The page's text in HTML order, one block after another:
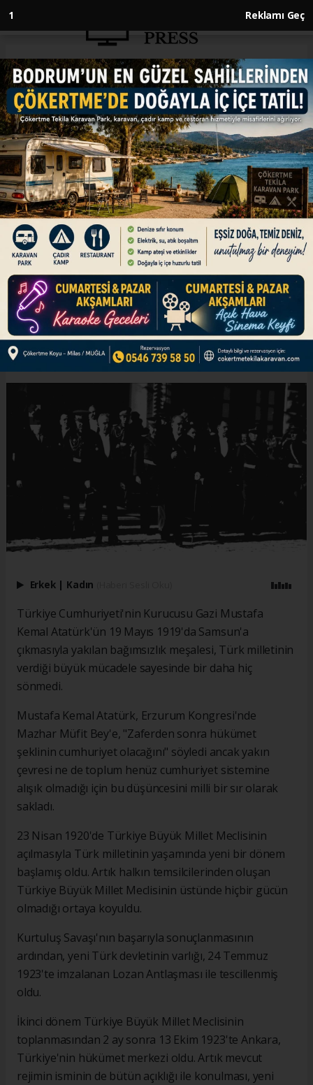
1 Reklamı Geç
Anasayfa GÜNDEM
Türkiye Cumhuriyeti 102
yaşında
GÜNDEM
28.10.2025 - 10:10, Güncelleme: 28.10.2025 - 10:10
Anadolu'nun işgalden kurtarılmasının ardından
Gazi Mustafa Kemal Atatürk'ün önderliğinde,
TBMM'nin 29 Ekim 1923'te Cumhuriyet'i ilan
etmesiyle, "Egemenlik kayıtsız, şartsız
milletindir" sözü de devlet yönetiminde en
belirgin şekliyle yerini aldı.
ABONE OL
Erkek | Kadın
Türkiye Cumhuriyeti'nin Kurucusu Gazi Mustafa
Kemal Atatürk'ün 19 Mayıs 1919'da Samsun'a
çıkmasıyla yakılan bağımsızlık meşalesi, Türk milletinin
verdiği büyük mücadele sayesinde bir daha hiç
sönmedi.
Mustafa Kemal Atatürk, Erzurum Kongresi'nde
Mazhar Müfit Bey'e, "Zaferden sonra hükümet
şeklinin cumhuriyet olacağını" söyledi ancak yakın
çevresi ne de toplum henüz cumhuriyet sistemine
alışık olmadığı için bu düşüncesini milli bir sır olarak
sakladı.
23 Nisan 1920'de Türkiye Büyük Millet Meclisinin
açılmasıyla Türk milletinin yaşamında yeni bir dönem
başlamış oldu. Artık halkın temsilcilerinden oluşan
Türkiye Büyük Millet Meclisinin üstünde hiçbir gücün
olmadığı ortaya koyuldu.
Kurtuluş Savaşı'nın başarıyla sonuçlanmasının
ardından, yeni Türk devletinin varlığı, 24 Temmuz
1923'te imzalanan Lozan Antlaşması ile tescillenmiş
oldu.
İkinci dönem Türkiye Büyük Millet Meclisinin
toplanmasından 2 ay sonra 13 Ekim 1923'te Ankara,
Türkiye'nin hükümet merkezi oldu. Artık mevcut
rejimin isminin de bütün açıklığı ile konulması, yeni